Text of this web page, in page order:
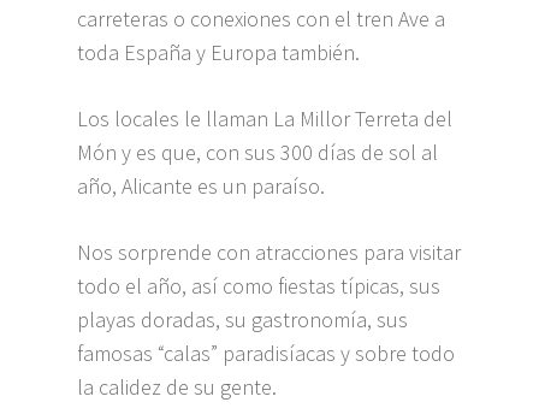
carreteras o conexiones con el tren Ave a
toda España y Europa también.
Los locales le llaman La Millor Terreta del
Món y es que, con sus 300 días de sol al
año, Alicante es un paraíso.
Nos sorprende con atracciones para visitar
todo el año, así como fiestas típicas, sus
playas doradas, su gastronomía, sus
famosas “calas” paradisíacas y sobre todo
la calidez de su gente.